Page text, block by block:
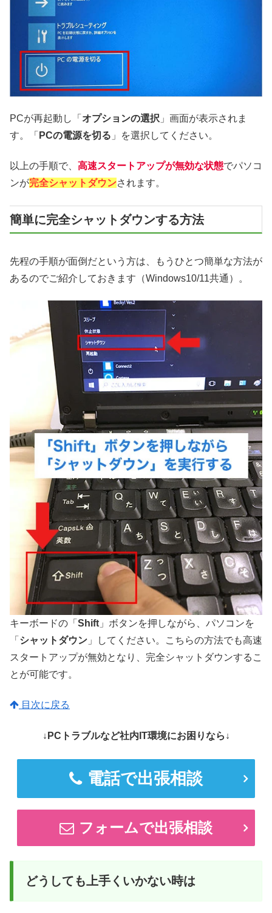
PCが再起動し「 オプションの選択 」画面が表示されま
す。「 PCの電源を切る 」を選択してください。
以上の手順で、 高速スタートアップが無効な状態でパソコ
ンが完全シャットダウンされます。
簡単に完全シャットダウンする方法
先程の手順が面倒だという方は、もうひとつ簡単な方法が
あるのでご紹介しておきます（Windows10/11共通）。
キーボードの「 Shift 」ボタンを押しながら、パソコンを
「 シャットダウン 」してください。こちらの方法でも高速
スタートアップが無効となり、完全シャットダウンするこ
とが可能です。
目次に戻る
↓PCトラブルなど社内IT環境にお困りなら↓
電話で出張相談
フォームで出張相談
どうしても上手くいかない時は